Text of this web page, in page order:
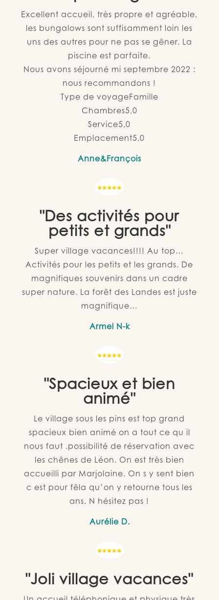
Excellent accueil, très propre et agréable,
les bungalows sont suffisamment loin les
uns des autres pour ne pas se gêner. La
piscine est parfaite.
Nous avons séjourné mi septembre 2022 :
nous recommandons !
Type de voyageFamille
Chambres5,0
Service5,0
Emplacement5,0
Anne&François
"Des activités pour
petits et grands"
Super village vacances!!!! Au top…
Activités pour les petits et les grands. De
magnifiques souvenirs dans un cadre
super nature. La forêt des Landes est juste
magnifique…
Armel N-k
"Spacieux et bien
animé"
Le village sous les pins est top grand
spacieux bien animé on a tout ce qu il
nous faut .possibilité de réservation avec
les chênes de Léon. On est très bien
accueilli par Marjolaine. On s y sent bien
c est pour fêla qu’on y retourne tous les
ans. N hésitez pas !
Aurélie D.
"Joli village vacances"